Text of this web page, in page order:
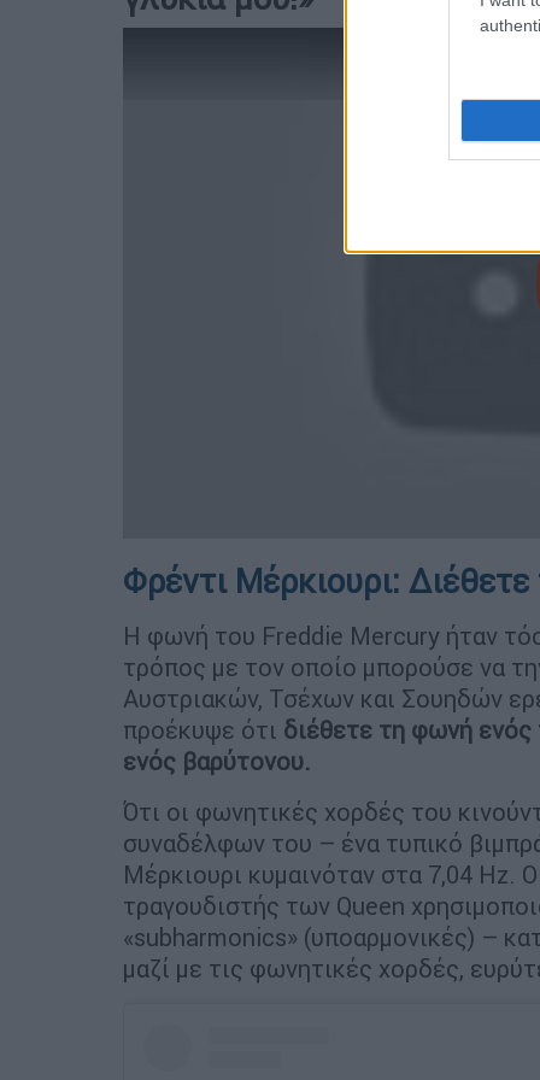
Φρέντι Μέρκιουρι:
Η φωνή του Freddie Mercury ήταν
τρόπος με τον οποίο μπορούσε να
Αυστριακών, Τσέχων και Σουηδών
προέκυψε ότι διέθετε τη φωνή ενός
ενός βαρύτονου.
Ότι οι φωνητικές χορδές του
συναδέλφων του – ένα τυπικό
Μέρκιουρι κυμαινόταν στα 7,04 Hz.
τραγουδιστής των Queen
«subharmonics» (υποαρμονικές) –
μαζί με τις φωνητικές χορδές,